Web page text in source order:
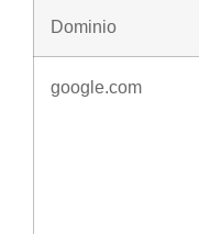
Dominio
google.com